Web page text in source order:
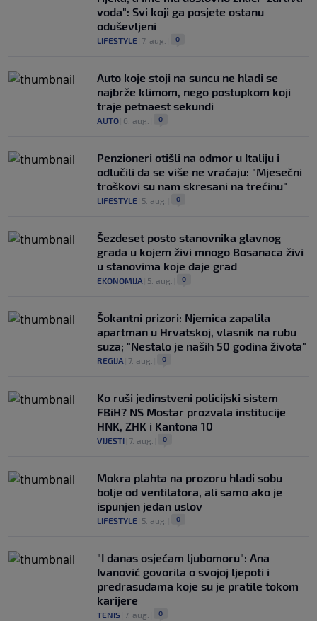
voda": Svi koji ga posjete ostanu
oduševljeni
LIFESTYLE 7. aug. 0
Auto koje stoji na suncu ne hladi se
najbrže klimom, nego postupkom koji
traje petnaest sekundi
AUTO 6. aug. 0
Penzioneri otišli na odmor u Italiju i
odlučili da se više ne vraćaju: "Mjesečni
troškovi su nam skresani na trećinu"
LIFESTYLE 5. aug. 0
Šezdeset posto stanovnika glavnog
grada u kojem živi mnogo Bosanaca živi
u stanovima koje daje grad
EKONOMIJA 5. aug. 0
Šokantni prizori: Njemica zapalila
apartman u Hrvatskoj, vlasnik na rubu
suza; "Nestalo je naših 50 godina života"
REGIJA 7. aug. 0
Ko ruši jedinstveni policijski sistem
FBiH? NS Mostar prozvala institucije
HNK, ZHK i Kantona 10
VIJESTI 7. aug. 0
Mokra plahta na prozoru hladi sobu
bolje od ventilatora, ali samo ako je
ispunjen jedan uslov
LIFESTYLE 5. aug. 0
"I danas osjećam ljubomoru": Ana
Ivanović govorila o svojoj ljepoti i
predrasudama koje su je pratile tokom
karijere
TENIS 7. aug. 0